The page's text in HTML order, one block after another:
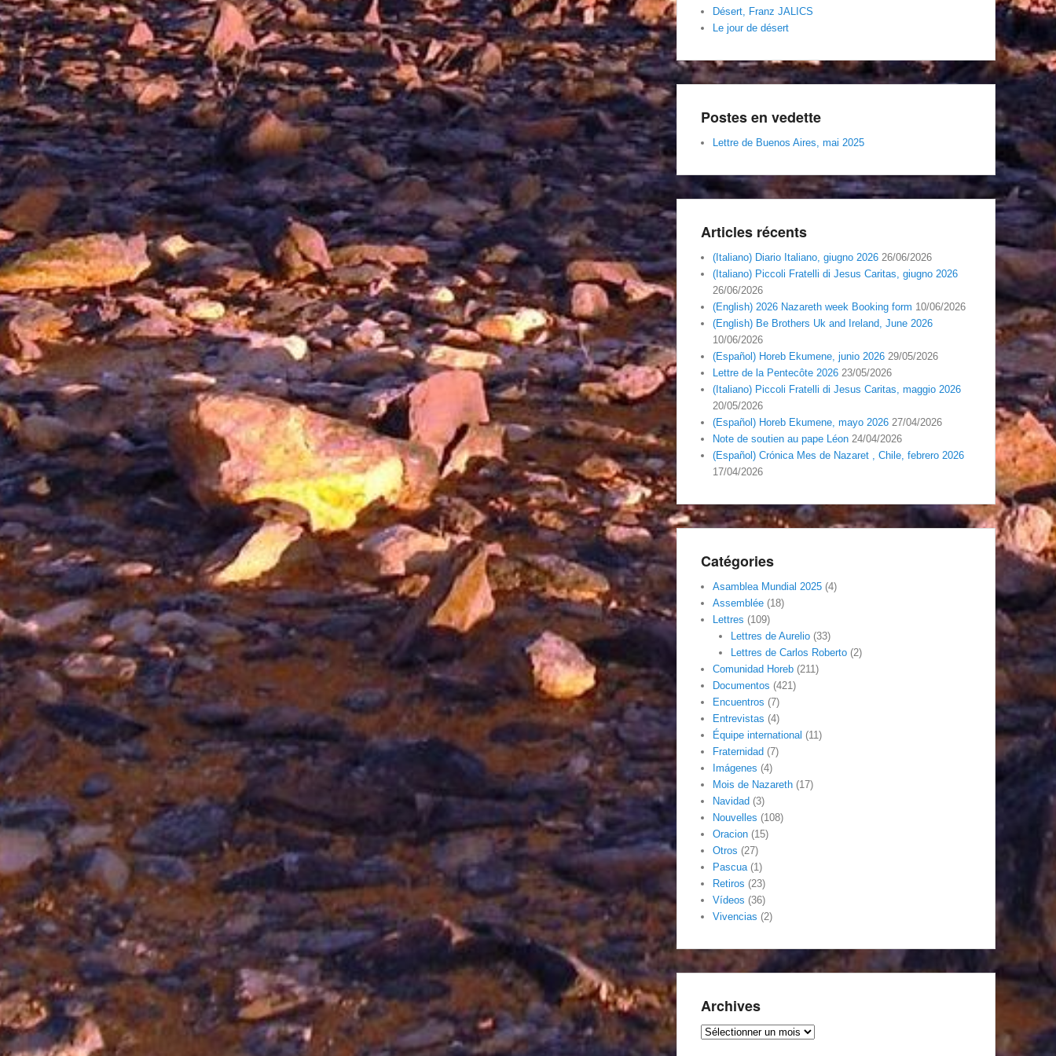
Désert, Franz JALICS
Le jour de désert
Postes en vedette
Lettre de Buenos Aires, mai 2025
Articles récents
(Italiano) Diario Italiano, giugno 2026 26/06/2026
(Italiano) Piccoli Fratelli di Jesus Caritas, giugno 2026
26/06/2026
(English) 2026 Nazareth week Booking form 10/06/2026
(English) Be Brothers Uk and Ireland, June 2026
10/06/2026
(Español) Horeb Ekumene, junio 2026 29/05/2026
Lettre de la Pentecôte 2026 23/05/2026
(Italiano) Piccoli Fratelli di Jesus Caritas, maggio 2026
20/05/2026
(Español) Horeb Ekumene, mayo 2026 27/04/2026
Note de soutien au pape Léon 24/04/2026
(Español) Crónica Mes de Nazaret , Chile, febrero 2026
17/04/2026
Catégories
Asamblea Mundial 2025 (4)
Assemblée (18)
Lettres (109)
Lettres de Aurelio(33)
Lettres de Carlos Roberto(2)
Comunidad Horeb (211)
Documentos (421)
Encuentros (7)
Entrevistas (4)
Équipe international (11)
Fraternidad (7)
Imágenes (4)
Mois de Nazareth (17)
Navidad (3)
Nouvelles (108)
Oracion (15)
Otros (27)
Pascua(1)
Retiros (23)
Vídeos (36)
Vivencias (2)
Archives
Archives